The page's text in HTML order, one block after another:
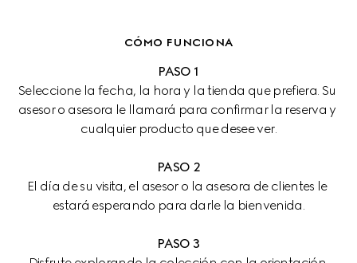
CÓMO FUNCIONA
PASO 1
Seleccione la fecha, la hora y la tienda que prefiera. Su
asesor o asesora le llamará para confirmar la reserva y
cualquier producto que desee ver.
PASO 2
El día de su visita, el asesor o la asesora de clientes le
estará esperando para darle la bienvenida.
PASO 3